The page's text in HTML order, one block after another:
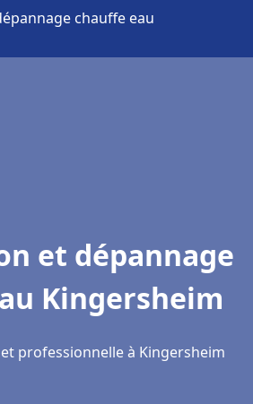
chauffe eau
et dépannage
Kingersheim
professionnelle à Kingersheim